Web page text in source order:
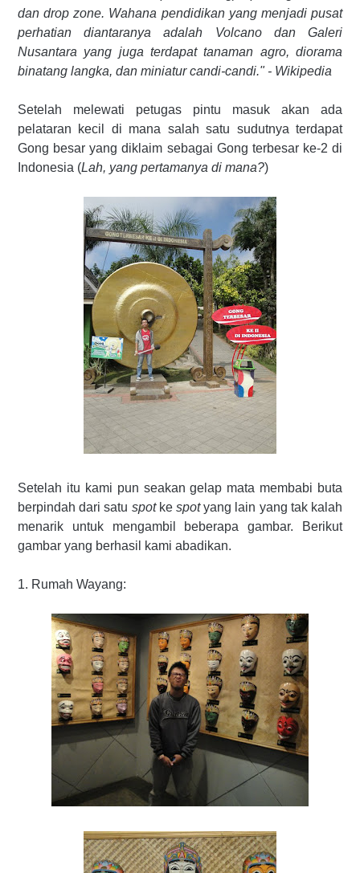
dandrop zone. Wahana pendidikan yang menjadi pusat
perhatian diantaranya adalah Volcano danGaleri
Nusantara yang juga terdapat tanaman agro, diorama
binatang langka, dan miniatur candi-candi." - Wikipedia
Setelah melewati petugas pintu masuk akan ada
pelataran kecil di mana salah satu sudutnya terdapat
Gong besar yang diklaim sebagai Gong terbesar ke-2 di
Indonesia (Lah, yang pertamanya di mana?)
Setelah itu kami pun seakan gelap mata membabi buta
berpindah dari satu spot kespotyang lain yang tak kalah
menarik untuk mengambil beberapa gambar. Berikut
gambar yang berhasil kami abadikan.
1. Rumah Wayang: